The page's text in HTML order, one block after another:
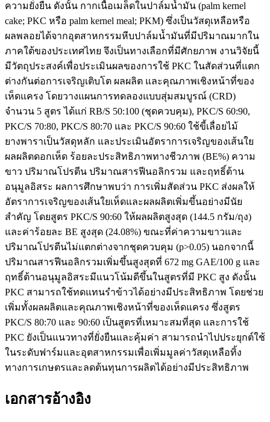
ความยั่งยืน ดังนั้น กากเนื้อเมล็ดในปาล์มน้ำมัน (palm kernel
cake; PKC หรือ palm kernel meal; PKM) ซึ่งเป็นวัสดุเหลือหรือ
ผลพลอยได้จากอุตสาหกรรมหีบปาล์มน้ำมันที่มีปริมาณมากใน
ภาคใต้ของประเทศไทย จึงเป็นทางเลือกที่มีศักยภาพ งานวิจัยนี้
มีวัตถุประสงค์เพื่อประเมินผลของการใช้ PKC ในสัดส่วนที่แตก
ต่างกันต่อการเจริญเติบโต ผลผลิต และคุณภาพเชิงหน้าที่ของ
เห็ดแครง โดยวางแผนการทดลองแบบสุ่มสมบูรณ์ (CRD)
จำนวน 5 สูตร ได้แก่ RB/S 50:100 (ชุดควบคุม), PKC/S 60:90,
PKC/S 70:80, PKC/S 80:70 และ PKC/S 90:60 ใช้ขี้เลื่อยไม้
ยางพาราเป็นวัสดุหลัก และประเมินอัตราการเจริญของเส้นใย
ผลผลิตดอกเห็ด ร้อยละประสิทธิภาพทางชีวภาพ (BE%) ความ
ขาว ปริมาณโปรตีน ปริมาณสารฟีนอลิกรวม และฤทธิ์ต้าน
อนุมูลอิสระ ผลการศึกษาพบว่า การเพิ่มสัดส่วน PKC ส่งผลให้
อัตราการเจริญของเส้นใยเห็ดและผลผลิตเพิ่มขึ้นอย่างมีนัย
สำคัญ โดยสูตร PKC/S 90:60 ให้ผลผลิตสูงสุด (144.5 กรัม/ถุง)
และค่าร้อยละ BE สูงสุด (24.08%) ขณะที่ค่าความขาวและ
ปริมาณโปรตีนไม่แตกต่างจากชุดควบคุม (p>0.05) นอกจากนี้
ปริมาณสารฟีนอลิกรวมเพิ่มขึ้นสูงสุดที่ 672 mg GAE/100 g และ
ฤทธิ์ต้านอนุมูลอิสระมีแนวโน้มดีขึ้นในสูตรที่มี PKC สูง ดังนั้น
PKC สามารถใช้ทดแทนรำข้าวได้อย่างมีประสิทธิภาพ โดยช่วย
เพิ่มทั้งผลผลิตและคุณภาพเชิงหน้าที่ของเห็ดแครง ซึ่งสูตร
PKC/S 80:70 และ 90:60 เป็นสูตรที่เหมาะสมที่สุด และการใช้
PKC ยังเป็นแนวทางที่ยั่งยืนและคุ้มค่า สามารถนำไปประยุกต์ใช้
ในระดับฟาร์มและอุตสาหกรรมเพื่อเพิ่มมูลค่าวัสดุเหลือทิ้ง
ทางการเกษตรและลดต้นทุนการผลิตได้อย่างมีประสิทธิภาพ
เอกสารอ้างอิง